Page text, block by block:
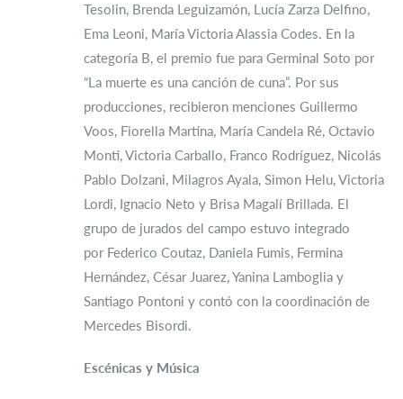
Tesolin, Brenda Leguizamón, Lucía Zarza Delfino,
Ema Leoni, María Victoria Alassia Codes. En la
categoría B, el premio fue para Germinal Soto por
“La muerte es una canción de cuna”. Por sus
producciones, recibieron menciones Guillermo
Voos, Fiorella Martina, María Candela Ré, Octavio
Monti, Victoria Carballo, Franco Rodríguez, Nicolás
Pablo Dolzani, Milagros Ayala, Simon Helu, Victoria
Lordi, Ignacio Neto y Brisa Magalí Brillada. El
grupo de jurados del campo estuvo integrado
por Federico Coutaz, Daniela Fumis, Fermina
Hernández, César Juarez, Yanina Lamboglia y
Santiago Pontoni y contó con la coordinación de
Mercedes Bisordi.
Escénicas y Música